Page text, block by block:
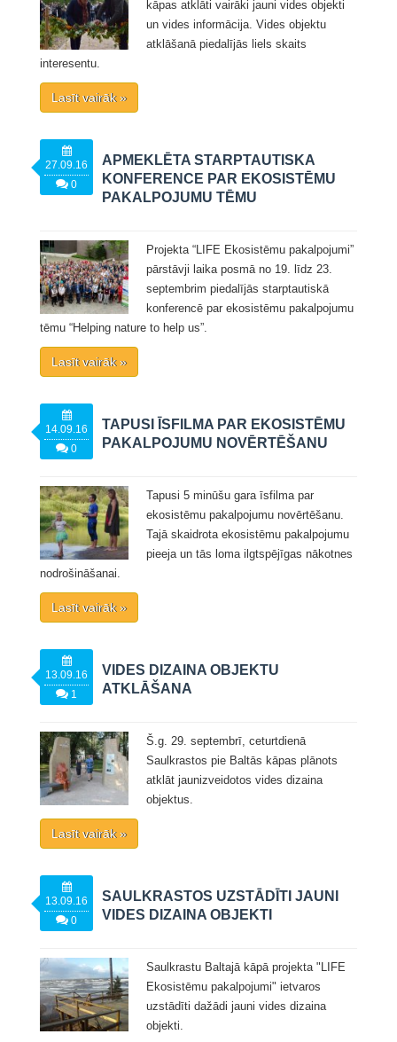
kāpas atklāti vairāki jauni vides objekti
un vides informācija. Vides objektu
atklāšanā piedalījās liels skaits
interesentu.
Lasīt vairāk »
27.09.16
0
APMEKLĒTA STARPTAUTISKA
KONFERENCE PAR EKOSISTĒMU
PAKALPOJUMU TĒMU
Projekta “LIFE Ekosistēmu pakalpojumi”
pārstāvji laika posmā no 19. līdz 23.
septembrim piedalījās starptautiskā
konferencē par ekosistēmu pakalpojumu
tēmu “Helping nature to help us”.
Lasīt vairāk »
14.09.16
0
TAPUSI ĪSFILMA PAR EKOSISTĒMU
PAKALPOJUMU NOVĒRTĒŠANU
Tapusi 5 minūšu gara īsfilma par
ekosistēmu pakalpojumu novērtēšanu.
Tajā skaidrota ekosistēmu pakalpojumu
pieeja un tās loma ilgtspējīgas nākotnes
nodrošināšanai.
Lasīt vairāk »
13.09.16
1
VIDES DIZAINA OBJEKTU
ATKLĀŠANA
Š.g. 29. septembrī, ceturtdienā
Saulkrastos pie Baltās kāpas plānots
atklāt jaunizveidotos vides dizaina
objektus.
Lasīt vairāk »
13.09.16
0
SAULKRASTOS UZSTĀDĪTI JAUNI
VIDES DIZAINA OBJEKTI
Saulkrastu Baltajā kāpā projekta "LIFE
Ekosistēmu pakalpojumi" ietvaros
uzstādīti dažādi jauni vides dizaina
objekti.